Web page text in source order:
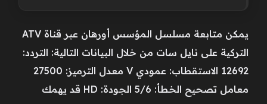
يمكن متابعة مسلسل المؤسس أورهان عبر قناة ATV
التركية على نايل سات من خلال البيانات التالية: التردد:
12692 الاستقطاب: عمودي V معدل الترميز: 27500
معامل تصحيح الخطأ: 5/6 الجودة: HD قد يهمك